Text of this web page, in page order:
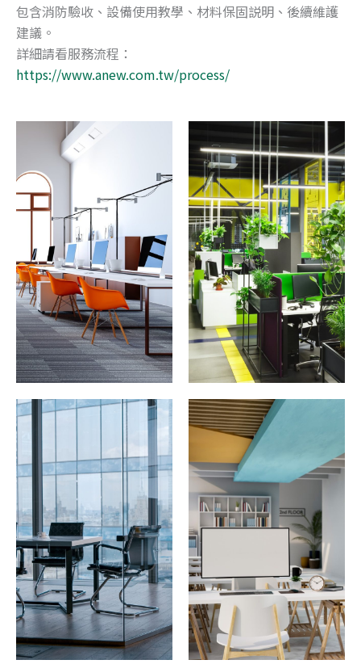
包含消防驗收、設備使用教學、材料保固説明、後續維護
建議。
詳細請看服務流程：
https://www.anew.com.tw/process/